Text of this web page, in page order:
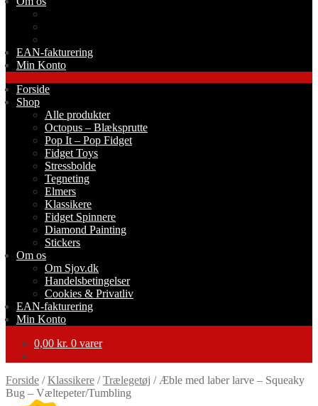
EAN-fakturering
Min Konto
Forside
Shop
Alle produkter
Octopus – Blæksprutte
Pop It – Pop Fidget
Fidget Toys
Stressbolde
Tegneting
Elmers
Klassikere
Fidget Spinnere
Diamond Painting
Stickers
Om os
Om Sjov.dk
Handelsbetingelser
Cookies & Privatliv
EAN-fakturering
Min Konto
0,00 kr. 0 varer
Forside /Klassikere /Trælegetøj / Æble med laber larve – Squeaky
Bug – Væltepeter/Tumbling